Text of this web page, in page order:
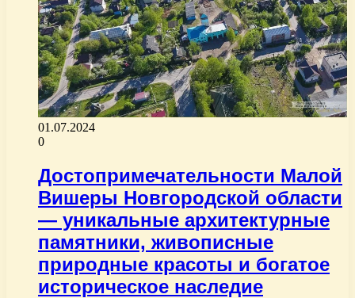
01.07.2024
0
Достопримечательности Малой
Вишеры Новгородской области
— уникальные архитектурные
памятники, живописные
природные красоты и богатое
историческое наследие